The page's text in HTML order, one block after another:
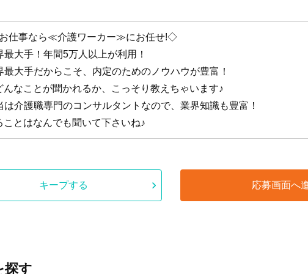
仕事なら≪介護ワーカー≫にお任せ!◇
最大手！年間5万人以上が利用！
最大手だからこそ、内定のためのノウハウが豊富！
んなことが聞かれるか、こっそり教えちゃいます♪
は介護職専門のコンサルタントなので、業界知識も豊富！
ことはなんでも聞いて下さいね♪
キープする 応募画面へ
探す